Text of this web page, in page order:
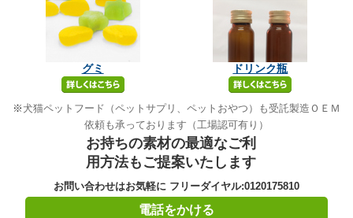
グミ ドリンク瓶
※ 犬猫ペットフード（ペットサプリ、ペットおやつ）も受託製造ＯＥＭ
依頼も承っております（工場認可有り）
お持ちの素材の最適なご利
用方法もご提案いたします
お問い合わせはお気軽に フリーダイヤル:0120175810
電話をかける